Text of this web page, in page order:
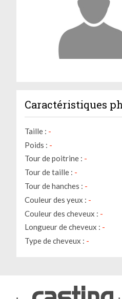
Caractéristiques
Taille : -
Poids : -
Tour de poitrine : -
Tour de taille : -
Tour de hanches : -
Couleur des yeux : -
Couleur des cheveux : -
Longueur de cheveux : -
Type de cheveux : -